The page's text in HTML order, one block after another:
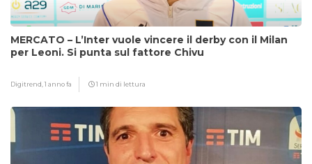
MERCATO – L’Inter vuole vincere il derby con il Milan
per Leoni. Si punta sul fattore Chivu
Digitrend,1 anno fa 1 min di lettura